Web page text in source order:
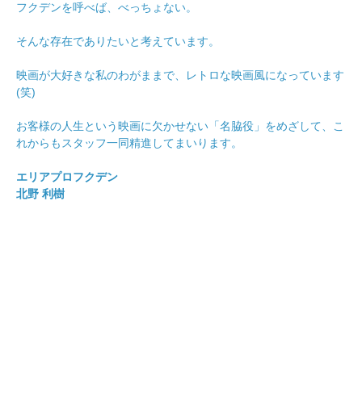
フクデンを呼べば、べっちょない。
そんな存在でありたいと考えています。
映画が大好きな私のわがままで、レトロな映画風になっています
(笑)
お客様の人生という映画に欠かせない「名脇役」をめざして、こ
れからもスタッフ一同精進してまいります。
エリアプロフクデン
北野 利樹